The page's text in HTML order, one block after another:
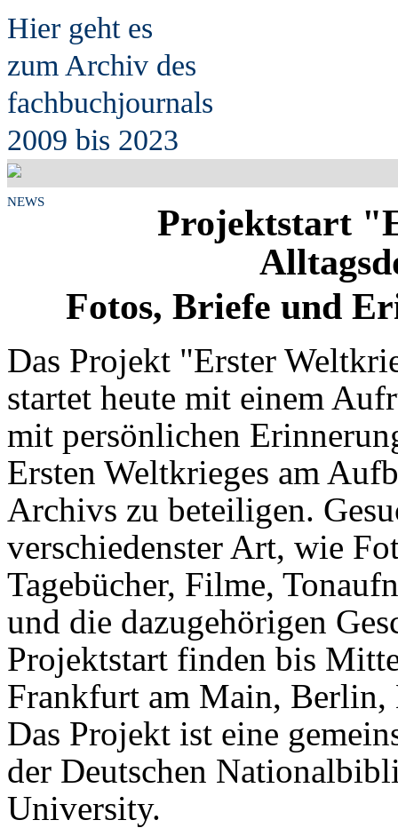
Hier geht es
zum Archiv des
fachbuchjournals
2009 bis 2023
NEWS
Projektstart
Fotos, Briefe und
Das Projekt "Erster
startet heute mit einem
mit persönlichen
Ersten Weltkrieges am
Archivs zu beteiligen.
verschiedenster Art, wie
Tagebücher, Filme,
und die dazugehörigen
Projektstart finden bis
Frankfurt am Main, Berlin,
Das Projekt ist eine
der Deutschen
University.